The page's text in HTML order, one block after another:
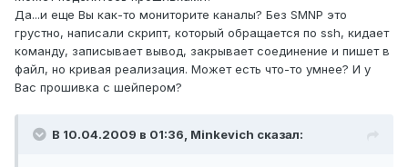
Да...и еще Вы как-то мониторите каналы? Без SMNP это
грустно, написали скрипт, который обращается по ssh, кидает
команду, записывает вывод, закрывает соединение и пишет в
файл, но кривая реализация. Может есть что-то умнее? И у
Вас прошивка с шейпером?
В 10.04.2009 в 01:36, Minkevich сказал: